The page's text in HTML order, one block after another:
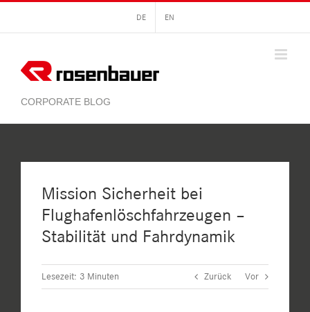
springen
DE EN
Mission Sicherheit bei
Flughafenlöschfahrzeugen –
Stabilität und Fahrdynamik
Lesezeit: 3 Minuten Zurück Vor